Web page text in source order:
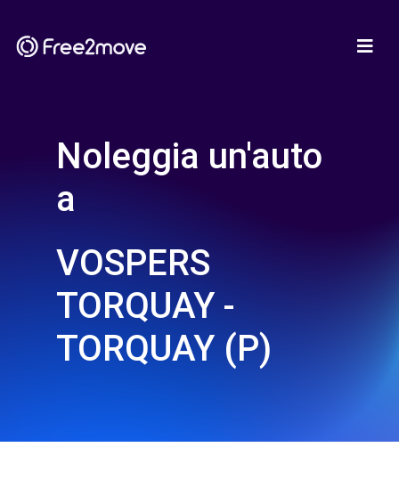
Noleggia un'auto
a
VOSPERS
TORQUAY -
TORQUAY (P)